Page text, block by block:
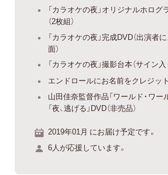
「カラオケの夜」オリジナルホロ
（2枚組）
「カラオケの夜」完成DVD（出演者
面）
「カラオケの夜」撮影台本（サイン入
エンドロールにお名前をクレジット
山田佳奈監督作品「ワールド・ワー
「夜、逃げる」DVD（非売品）
2019年01月 にお届け予定です。
6人が応援しています。